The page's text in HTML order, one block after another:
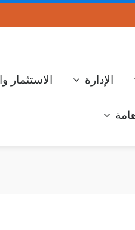
الإدارة الاستثمار